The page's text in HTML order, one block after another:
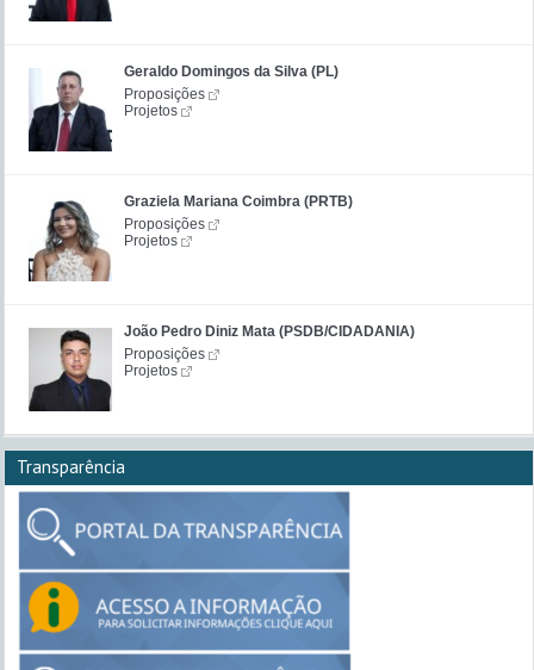
Geraldo Domingos da Silva (PL)
Proposições
Projetos
Graziela Mariana Coimbra (PRTB)
Proposições
Projetos
João Pedro Diniz Mata (PSDB/CIDADANIA)
Proposições
Projetos
Transparência